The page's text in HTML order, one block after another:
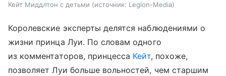
Кейт Миддлтон с детьми источник: Legion-Media
Королевские эксперты делятся наблюдениями о
жизни принца Луи. По словам одного
из комментаторов, принцесса Кейт, похоже,
позволяет Луи больше вольностей, чем старшим